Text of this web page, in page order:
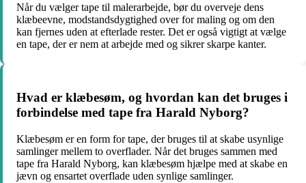
Når du vælger tape til malerarbejde, bør du overveje dens
klæbeevne, modstandsdygtighed over for maling og om den
kan fjernes uden at efterlade rester. Det er også vigtigt at vælge
en tape, der er nem at arbejde med og sikrer skarpe kanter.
Hvad er klæbesøm, og hvordan kan det bruges i
forbindelse med tape fra Harald Nyborg?
Klæbesøm er en form for tape, der bruges til at skabe usynlige
samlinger mellem to overflader. Når det bruges sammen med
tape fra Harald Nyborg, kan klæbesøm hjælpe med at skabe en
jævn og ensartet overflade uden synlige samlinger.